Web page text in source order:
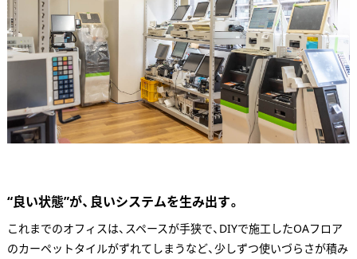
“良い状態”が、良いシステムを生み出す。
これまでのオフィスは、スペースが手狭で、DIYで施工したOAフロア
のカーペットタイルがずれてしまうなど、少しずつ使いづらさが積み